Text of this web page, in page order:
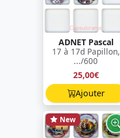
ADNET Pascal
17 à 17d Papillon,
.../600
25,00€
Ajouter
New